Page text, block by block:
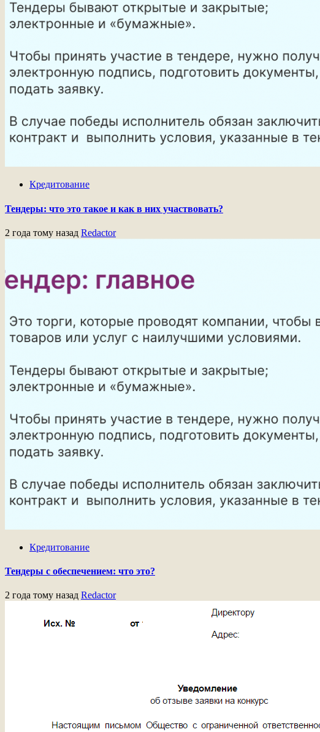
Кредитование
Тендеры: что это такое и как в них участвовать?
2 года тому назад Redactor
Кредитование
Тендеры с обеспечением: что это?
2 года тому назад Redactor